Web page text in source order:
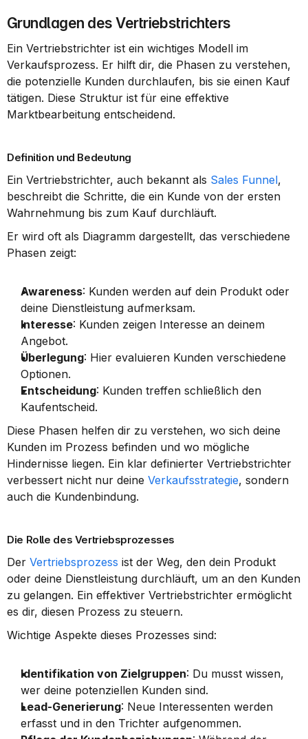
Grundlagen des Vertriebstrichters
Ein Vertriebstrichter ist ein wichtiges Modell im
Verkaufsprozess. Er hilft dir, die Phasen zu verstehen,
die potenzielle Kunden durchlaufen, bis sie einen Kauf
tätigen. Diese Struktur ist für eine effektive
Marktbearbeitung entscheidend.
Definition und Bedeutung
Ein Vertriebstrichter, auch bekannt als Sales Funnel,
beschreibt die Schritte, die ein Kunde von der ersten
Wahrnehmung bis zum Kauf durchläuft.
Er wird oft als Diagramm dargestellt, das verschiedene
Phasen zeigt:
Awareness: Kunden werden auf dein Produkt oder
deine Dienstleistung aufmerksam.
Interesse: Kunden zeigen Interesse an deinem
Angebot.
Überlegung: Hier evaluieren Kunden verschiedene
Optionen.
Entscheidung: Kunden treffen schließlich den
Kaufentscheid.
Diese Phasen helfen dir zu verstehen, wo sich deine
Kunden im Prozess befinden und wo mögliche
Hindernisse liegen. Ein klar definierter Vertriebstrichter
verbessert nicht nur deine Verkaufsstrategie, sondern
auch die Kundenbindung.
Die Rolle des Vertriebsprozesses
Der Vertriebsprozess ist der Weg, den dein Produkt
oder deine Dienstleistung durchläuft, um an den Kunden
zu gelangen. Ein effektiver Vertriebstrichter ermöglicht
es dir, diesen Prozess zu steuern.
Wichtige Aspekte dieses Prozesses sind:
Identifikation von Zielgruppen: Du musst wissen,
wer deine potenziellen Kunden sind.
Lead-Generierung: Neue Interessenten werden
erfasst und in den Trichter aufgenommen.